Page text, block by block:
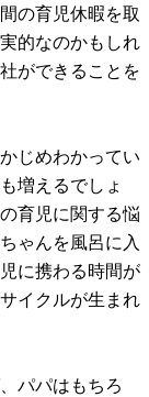
の育児休暇を取
的なのかもしれ
ができることを
じめわかってい
増えるでしょ
育児に関する悩
ゃんを風呂に入
に携わる時間が
イクルが生まれ
パパはもちろ